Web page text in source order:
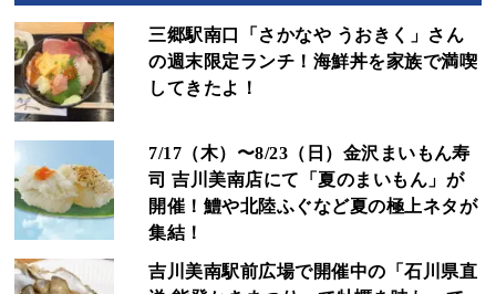
三郷駅南口「さかなや うおきく」さん
の週末限定ランチ！海鮮丼を家族で満喫
してきたよ！
7/17（木）〜8/23（日）金沢まいもん寿
司 吉川美南店にて「夏のまいもん」が
開催！鱧や北陸ふぐなど夏の極上ネタが
集結！
吉川美南駅前広場で開催中の「石川県直